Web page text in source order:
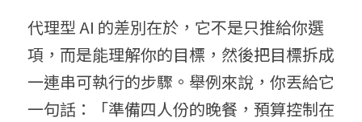
代理型 AI 的差別在於，它不是只推給你選
項，而是能理解你的目標，然後把目標拆成
一連串可執行的步驟。舉例來說，你丟給它
一句話：「準備四人份的晚餐，預算控制在